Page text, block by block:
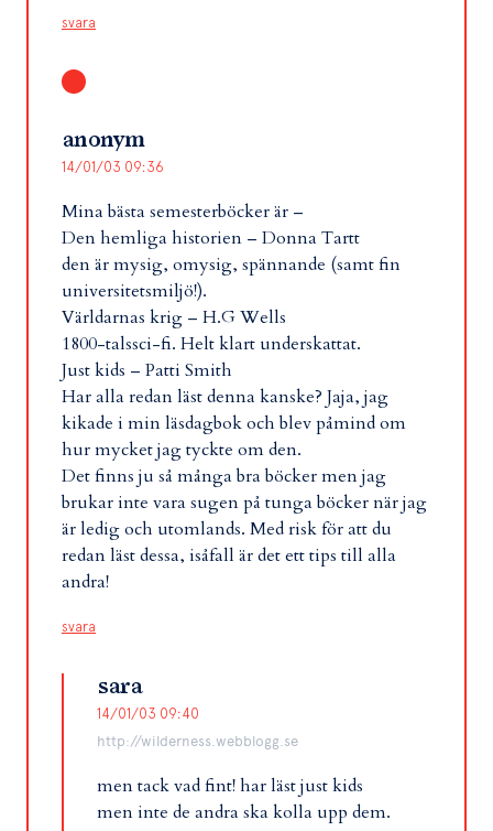
svara
anonym
14/01/03 09:36
Mina bästa semesterböcker är –
Den hemliga historien – Donna Tartt
den är mysig, omysig, spännande (samt fin
universitetsmiljö!).
Världarnas krig – H.G Wells
1800-talssci-fi. Helt klart underskattat.
Just kids – Patti Smith
Har alla redan läst denna kanske? Jaja, jag
kikade i min läsdagbok och blev påmind om
hur mycket jag tyckte om den.
Det finns ju så många bra böcker men jag
brukar inte vara sugen på tunga böcker när jag
är ledig och utomlands. Med risk för att du
redan läst dessa, isåfall är det ett tips till alla
andra!
svara
sara
14/01/03 09:40
http://wilderness.webblogg.se
men tack vad fint! har läst just kids
men inte de andra ska kolla upp dem.